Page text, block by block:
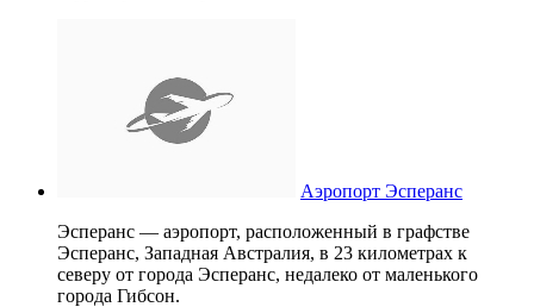
Аэропорт Эсперанс
Эсперанс — аэропорт, расположенный в графстве
Эсперанс, Западная Австралия, в 23 километрах к
северу от города Эсперанс, недалеко от маленького
города Гибсон.